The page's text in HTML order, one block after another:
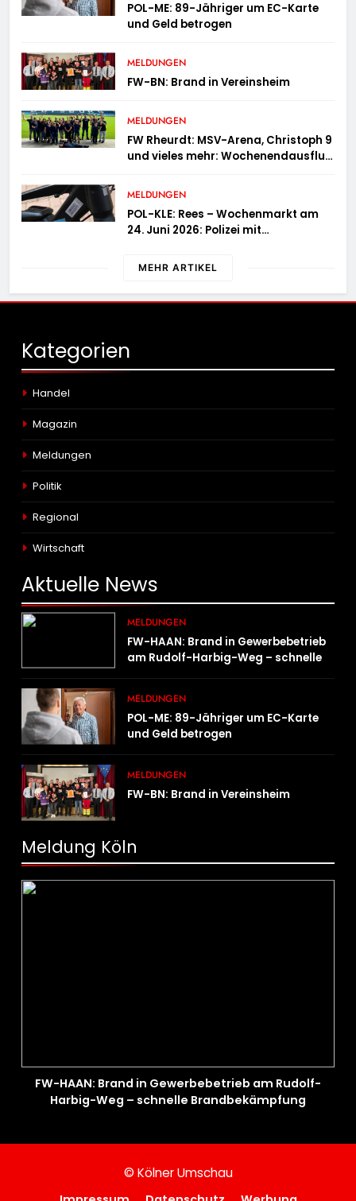
POL-ME: 89-Jähriger um EC-Karte
und Geld betrogen
MELDUNGEN
FW-BN: Brand in Vereinsheim
MELDUNGEN
FW Rheurdt: MSV-Arena, Christoph 9
und vieles mehr: Wochenendausflug
MELDUNGEN
POL-KLE: Rees – Wochenmarkt am
24. Juni 2026: Polizei mit
Fahrradcodierung möglich
MEHR ARTIKEL
Kategorien
Handel
Magazin
Meldungen
Politik
Regional
Wirtschaft
Aktuelle News
MELDUNGEN
FW-HAAN: Brand in Gewerbebetrieb
am Rudolf-Harbig-Weg – schnelle
MELDUNGEN
POL-ME: 89-Jähriger um EC-Karte
und Geld betrogen
MELDUNGEN
FW-BN: Brand in Vereinsheim
Meldung Köln
FW-HAAN: Brand in Gewerbebetrieb am Rudolf-
Harbig-Weg – schnelle Brandbekämpfung
© Kölner Umschau